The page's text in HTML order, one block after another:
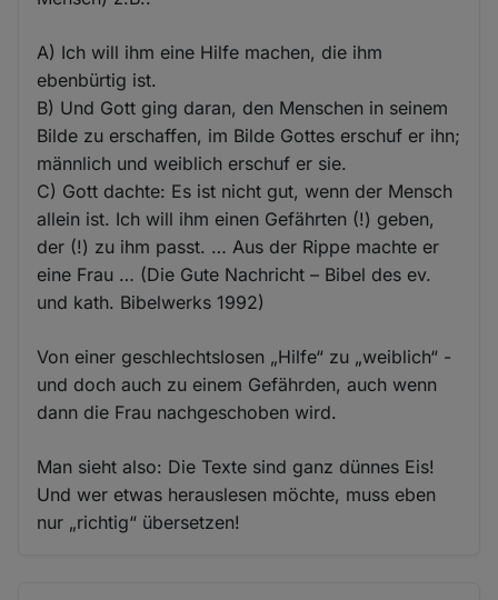
A) Ich will ihm eine Hilfe machen, die ihm
ebenbürtig ist.
B) Und Gott ging daran, den Menschen in seinem
Bilde zu erschaffen, im Bilde Gottes erschuf er ihn;
männlich und weiblich erschuf er sie.
C) Gott dachte: Es ist nicht gut, wenn der Mensch
allein ist. Ich will ihm einen Gefährten (!) geben,
der (!) zu ihm passt. … Aus der Rippe machte er
eine Frau … (Die Gute Nachricht – Bibel des ev.
und kath. Bibelwerks 1992)
Von einer geschlechtslosen „Hilfe“ zu „weiblich“ -
und doch auch zu einem Gefährden, auch wenn
dann die Frau nachgeschoben wird.
Man sieht also: Die Texte sind ganz dünnes Eis!
Und wer etwas herauslesen möchte, muss eben
nur „richtig“ übersetzen!